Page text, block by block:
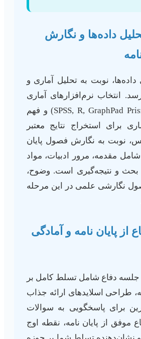
داده‌ها و نگارش
نوبت به تحلیل آماری و
انتخاب نرم‌افزارهای آماری
مناسب (مانند SPSS, R, GraphPad Prism) و فهم
برای استخراج نتایج معتبر
نوبت به نگارش فصول پایان
مقدمه، مرور ادبیات، مواد
بحث و نتیجه‌گیری است. وضوح،
نگارشی علمی در این مرحله
از پایان نامه و آمادگی
جلسه دفاع شامل تسلط کامل بر
طراحی اسلایدهای ارائه جذاب
برای پاسخگویی به سوالات
موفق از پایان نامه، نقطه اوج